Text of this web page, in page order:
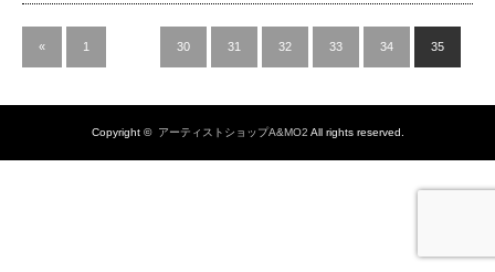
« 1 30 31 32 33 34 35
Copyright © アーティストショップA&MO2 All rights reserved.